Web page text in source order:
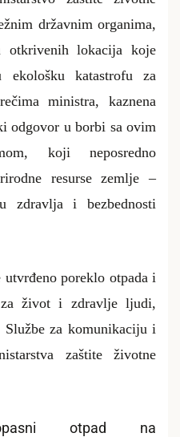
državnim organima,
lokacija koje
ekološku katastrofu za
ministra, kaznena
odgovor u borbi sa ovim
koji neposredno
resurse zemlje –
zdravlja i bezbednosti
poreklo otpada i
život i zdravlje ljudi,
Službe za komunikaciju i
zaštite životne
otpad na